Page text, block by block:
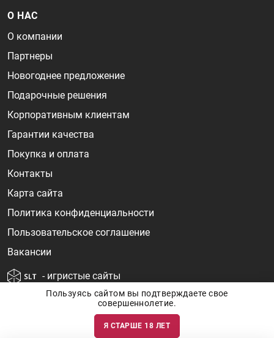
О НАС
О компании
Партнеры
Новогоднее предложение
Подарочные решения
Корпоративным клиентам
Гарантии качества
Покупка и оплата
Контакты
Карта сайта
Политика конфиденциальности
Пользовательское соглашение
Вакансии
- игристые сайты
Информация о ценах и наличии товаров носит ознакомительный
характер и может быть не точной. Цены на импортные товары особенно
Пользуясь сайтом вы подтверждаете свое
совершеннолетие.
Я СТАРШЕ 18 ЛЕТ